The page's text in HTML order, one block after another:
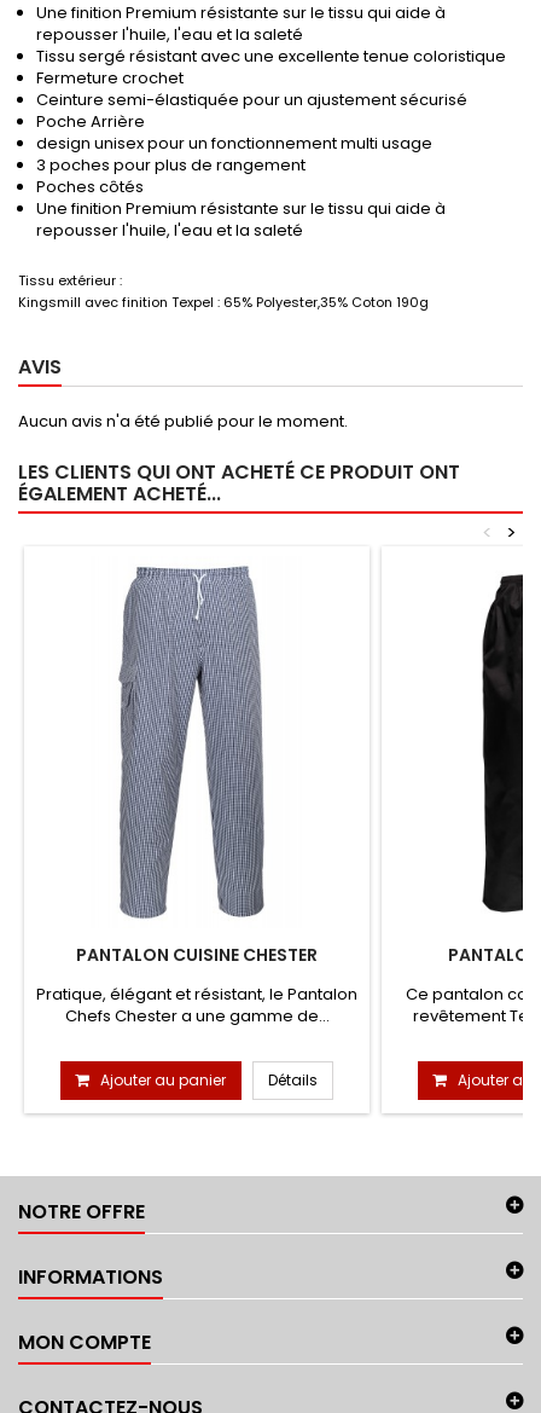
Une finition Premium résistante sur le tissu qui aide à
repousser l'huile, l'eau et la saleté
Tissu sergé résistant avec une excellente tenue coloristique
Fermeture crochet
Ceinture semi-élastiquée pour un ajustement sécurisé
Poche Arrière
design unisex pour un fonctionnement multi usage
3 poches pour plus de rangement
Poches côtés
Une finition Premium résistante sur le tissu qui aide à
repousser l'huile, l'eau et la saleté
Tissu extérieur :
Kingsmill avec finition Texpel : 65% Polyester,35% Coton 190g
AVIS
Aucun avis n'a été publié pour le moment.
LES CLIENTS QUI ONT ACHETÉ CE PRODUIT ONT
ÉGALEMENT ACHETÉ...
>
<
PANTALON CUISINE CHESTER
Pratique, élégant et résistant, le Pantalon
Chefs Chester a une gamme de...
Ajouter au panier Détails
Ce pantalon
revêtement
Ajouter au
NOTRE OFFRE
INFORMATIONS
MON COMPTE